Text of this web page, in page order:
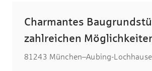
Charmantes
zahlreichen
81243 München–Aubing-